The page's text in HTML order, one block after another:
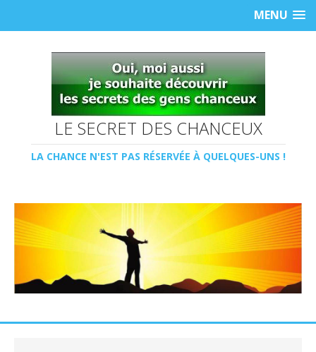
MENU
LE SECRET DES CHANCEUX
LA CHANCE N'EST PAS RÉSERVÉE À QUELQUES-UNS !